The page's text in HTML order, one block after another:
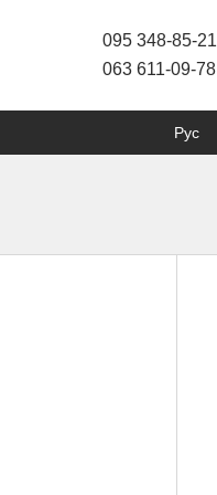
095 348-85-21
063 611-09-78
Рус